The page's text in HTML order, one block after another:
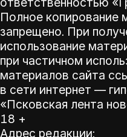
Полное копирование
запрещено. При
использование
при частичном
материалов сайта
в сети интернет —
«Псковская лента
18 +
Адрес редакции: